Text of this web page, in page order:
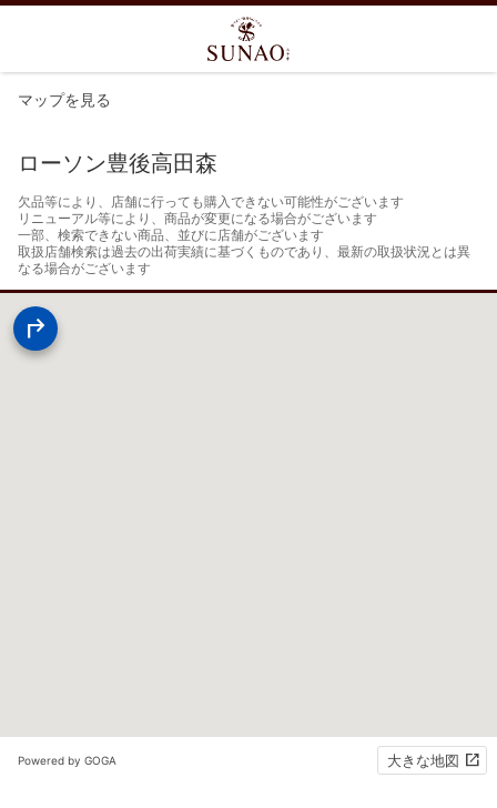
マップを見る
ローソン豊後高田森
欠品等により、店舗に行っても購入できない可能性がございます
リニューアル等により、商品が変更になる場合がございます
一部、検索できない商品、並びに店舗がございます
取扱店舗検索は過去の出荷実績に基づくものであり、最新の取扱状況とは異
なる場合がございます
Powered by GOGA 大きな地図